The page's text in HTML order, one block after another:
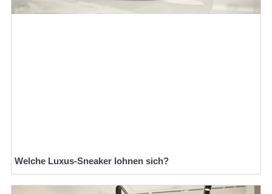
Welche Luxus-Sneaker lohnen sich?